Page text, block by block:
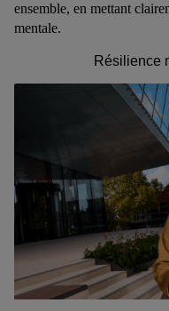
ensemble, en mettant
mentale.
Résilience